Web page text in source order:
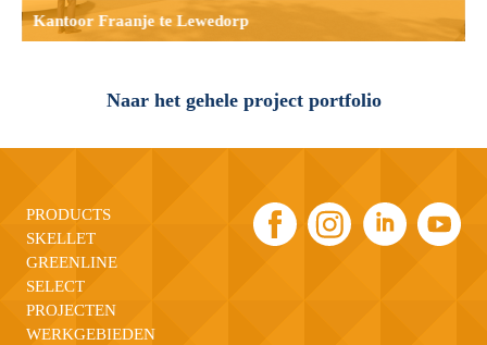
Kantoor Fraanje te Lewedorp
Naar het gehele project portfolio
PRODUCTS
SKELLET
GREENLINE
SELECT
PROJECTEN
WERKGEBIEDEN